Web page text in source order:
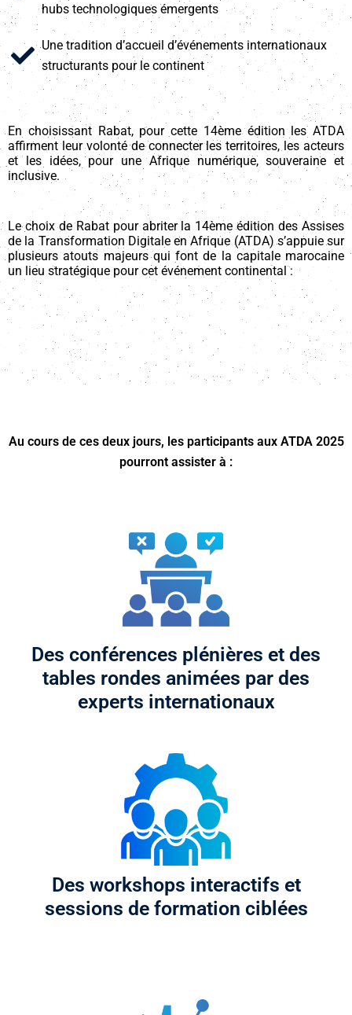
hubs technologiques émergents
Une tradition d’accueil d’événements internationaux
structurants pour le continent
En choisissant Rabat, pour cette 14ème édition les ATDA
affirment leur volonté de connecter les territoires, les acteurs
et les idées, pour une Afrique numérique, souveraine et
inclusive.
Le choix de Rabat pour abriter la 14ème édition des Assises
de la Transformation Digitale en Afrique (ATDA) s’appuie sur
plusieurs atouts majeurs qui font de la capitale marocaine
un lieu stratégique pour cet événement continental :
Au cours de ces deux jours, les participants aux ATDA 2025
pourront assister à :
Des conférences plénières et des
tables rondes animées par des
experts internationaux
Des workshops interactifs et
sessions de formation ciblées